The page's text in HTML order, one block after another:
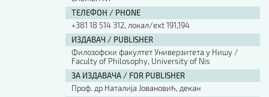
ТЕЛЕФОН / PHONE
+381 18 514 312, локал/ext 191,194
ИЗДАВАЧ / PUBLISHER
Филозофски факултет Универзитета у Нишу /
Faculty of Philosophy, University of Nis
ЗА ИЗДАВАЧА / FOR PUBLISHER
Проф. др Наталија Јовановић, декан